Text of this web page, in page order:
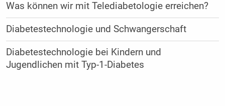
Was können wir mit Telediabetologie erreichen?
Diabetestechnologie und Schwangerschaft
Diabetestechnologie bei Kindern und
Jugendlichen mit Typ-1-Diabetes